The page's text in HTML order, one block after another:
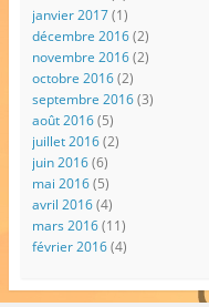
janvier 2017(1)
décembre 2016(2)
novembre 2016(2)
octobre 2016(2)
septembre 2016(3)
août 2016(5)
juillet 2016(2)
juin 2016(6)
mai 2016(5)
avril 2016(4)
mars 2016(11)
février 2016(4)